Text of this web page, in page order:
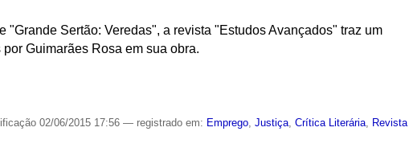
"Grande Sertão: Veredas", a revista "Estudos Avançados" traz um
Guimarães Rosa em sua obra.
02/06/2015 17:56— registrado em: Emprego,Justiça,Crítica Literária, Revista